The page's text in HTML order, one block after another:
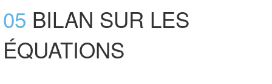
05 BILAN SUR LES
ÉQUATIONS